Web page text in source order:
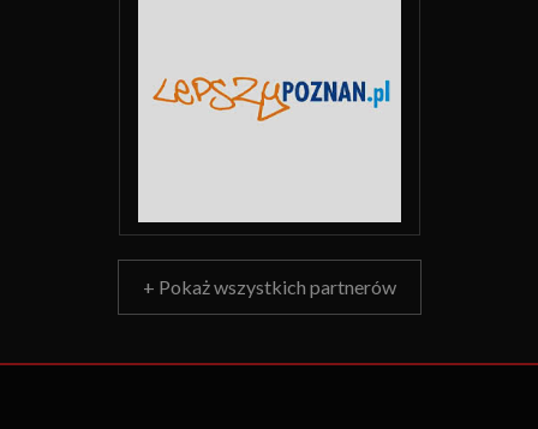
+ Pokaż wszystkich partnerów